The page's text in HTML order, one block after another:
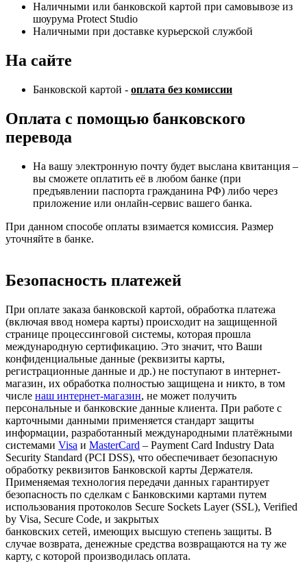
Наличными или банковской картой при самовывозе из
шоурума Protect Studio
Наличными при доставке курьерской службой
На сайте
Банковской картой - оплата без комиссии
Оплата с помощью банковского
перевода
На вашу электронную почту будет выслана квитанция –
вы сможете оплатить её в любом банке (при
предъявлении паспорта гражданина РФ) либо через
приложение или онлайн-сервис вашего банка.
При данном способе оплаты взимается комиссия. Размер
уточняйте в банке.
Безопасность платежей
При оплате заказа банковской картой, обработка платежа
(включая ввод номера карты) происходит на защищенной
странице процессинговой системы, которая прошла
международную сертификацию. Это значит, что Ваши
конфиденциальные данные (реквизиты карты,
регистрационные данные и др.) не поступают в интернет-
магазин, их обработка полностью защищена и никто, в том
числе наш интернет-магазин, не может получить
персональные и банковские данные клиента. При работе с
карточными данными применяется стандарт защиты
информации, разработанный международными платёжными
системами Visa и MasterCard – Payment Card Industry Data
Security Standard (PCI DSS), что обеспечивает безопасную
обработку реквизитов Банковской карты Держателя.
Применяемая технология передачи данных гарантирует
безопасность по сделкам с Банковскими картами путем
использования протоколов Secure Sockets Layer (SSL), Verified
by Visa, Secure Code, и закрытых
банковских сетей, имеющих высшую степень защиты. В
случае возврата, денежные средства возвращаются на ту же
карту, с которой производилась оплата.